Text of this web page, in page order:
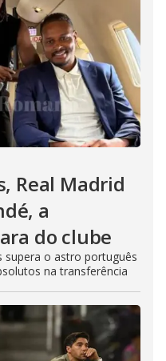
Real Madrid
a
do clube
supera o astro português
na transferência